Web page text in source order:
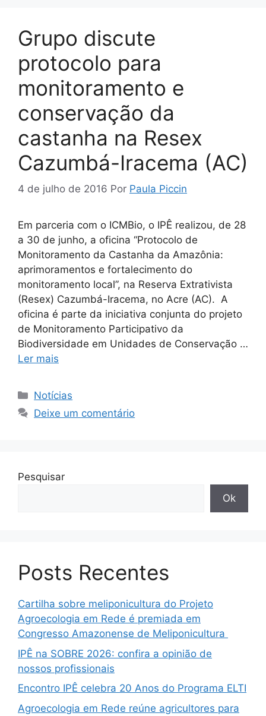
Grupo discute
protocolo para
monitoramento e
conservação da
castanha na Resex
Cazumbá-Iracema (AC)
4 de julho de 2016 Por Paula Piccin
Em parceria com o ICMBio, o IPÊ realizou, de 28
a 30 de junho, a oficina “Protocolo de
Monitoramento da Castanha da Amazônia:
aprimoramentos e fortalecimento do
monitoramento local”, na Reserva Extrativista
(Resex) Cazumbá-Iracema, no Acre (AC). A
oficina é parte da iniciativa conjunta do projeto
de Monitoramento Participativo da
Biodiversidade em Unidades de Conservação …
Ler mais
Notícias
Deixe um comentário
Pesquisar
Ok
Posts Recentes
Cartilha sobre meliponicultura do Projeto
Agroecologia em Rede é premiada em
Congresso Amazonense de Meliponicultura
IPÊ na SOBRE 2026: confira a opinião de
nossos profissionais
Encontro IPÊ celebra 20 Anos do Programa ELTI
Agroecologia em Rede reúne agricultores para